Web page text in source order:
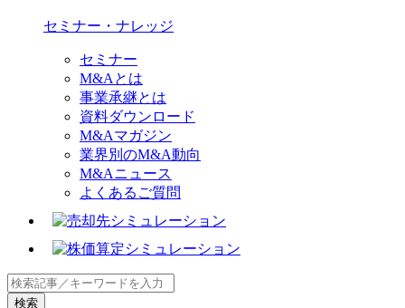
セミナー・ナレッジ
セミナー
M&Aとは
事業承継とは
資料ダウンロード
M&Aマガジン
業界別のM&A動向
M&Aニュース
よくあるご質問